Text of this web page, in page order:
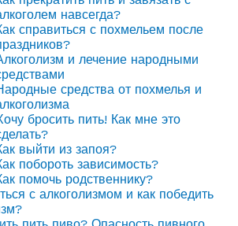
навсегда?
справиться с похмельем после
и лечение народными
средства от похмелья и
бросить пить! Как мне это
выйти из запоя?
побороть зависимость?
помочь родственнику?
с алкоголизмом и как победить